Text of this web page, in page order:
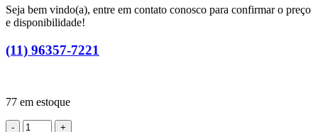
original
era:
atual
Seja bem vindo(a), entre em contato conosco para confirmar o preço
e disponibilidade!
(11) 96357-7221
77 em estoque
CORREIA